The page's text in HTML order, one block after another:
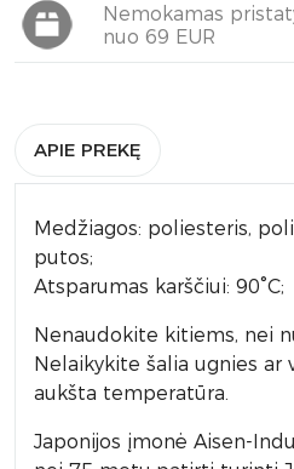
Nemokamas
nuo 69 EUR
APIE PREKĘ
Medžiagos: poliesteris,
putos;
Atsparumas karščiui: 90°C;
Nenaudokite kitiems, nei
Nelaikykite šalia ugnies ar
aukšta temperatūra.
Japonijos įmonė Aisen-